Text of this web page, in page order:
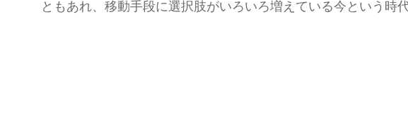
ともあれ、移動手段に選択肢がいろいろ増えている今という時